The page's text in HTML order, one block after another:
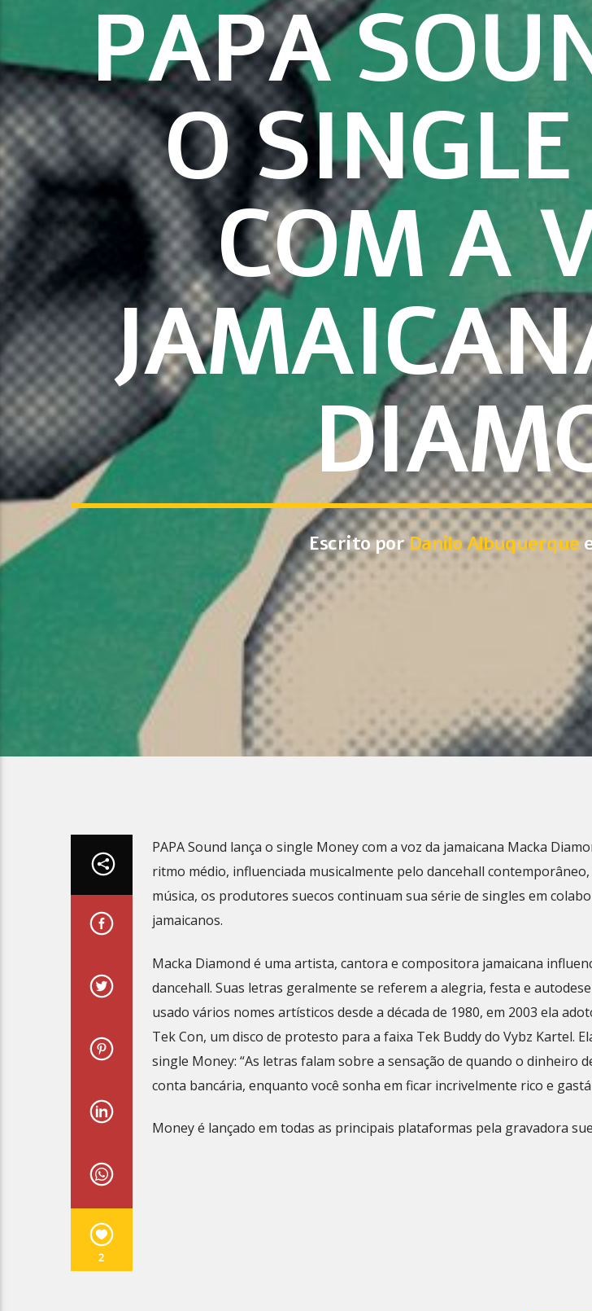
PAPA
O
COM A
Escrito porDanilo Albuquerque
2
PAPA Sound lança o single Money com a voz da jamaicana Macka
ritmo médio, influenciada musicalmente pelo dancehall
música, os produtores suecos continuam sua série de singles em
jamaicanos.
Macka Diamond é uma artista, cantora e compositora jamaicana
dancehall. Suas letras geralmente se referem a alegria, festa e
usado vários nomes artísticos desde a década de 1980, em 2003 ela
Tek Con, um disco de protesto para a faixa Tek Buddy do Vybz Kartel.
single Money: “As letras falam sobre a sensação de quando o dinheiro
conta bancária, enquanto você sonha em ficar incrivelmente rico e
Money é lançado em todas as principais plataformas pela gravadora